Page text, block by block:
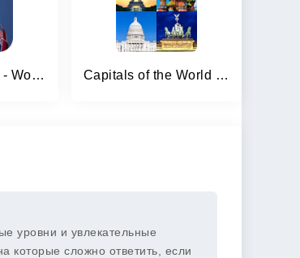
Geography Quiz - World Flags 1 Capitals of the World - Quiz
уровни и увлекательные
которые сложно ответить, если